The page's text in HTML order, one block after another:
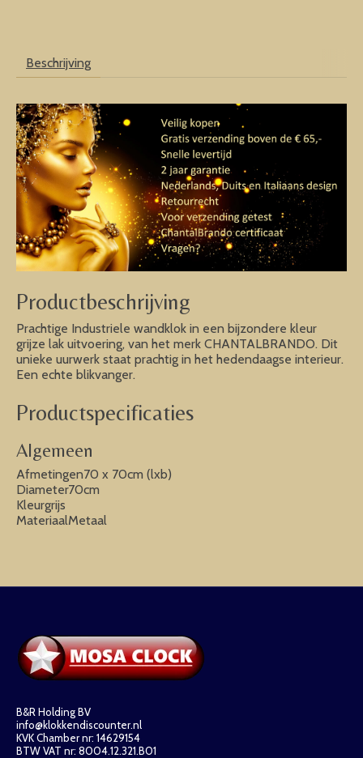
Beschrijving
Productbeschrijving
Prachtige Industriele wandklok in een bijzondere kleur
grijze lak uitvoering, van het merk CHANTALBRANDO. Dit
unieke uurwerk staat prachtig in het hedendaagse interieur.
Een echte blikvanger.
Productspecificaties
Algemeen
Afmetingen70 x 70cm (lxb)
Diameter70cm
Kleurgrijs
MateriaalMetaal
B&R Holding BV
info@klokkendiscounter.nl
KVK Chamber nr: 14629154
BTW VAT nr: 8004.12.321.B01